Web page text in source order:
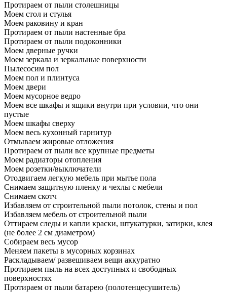
Протираем от пыли столешницы
Моем стол и стулья
Моем раковину и кран
Протираем от пыли настенные бра
Протираем от пыли подоконники
Моем дверные ручки
Моем зеркала и зеркальные поверхности
Пылесосим пол
Моем пол и плинтуса
Моем двери
Моем мусорное ведро
Моем все шкафы и ящики внутри при условии, что они
пустые
Моем шкафы сверху
Моем весь кухонный гарнитур
Отмываем жировые отложения
Протираем от пыли все крупные предметы
Моем радиаторы отопления
Моем розетки/выключатели
Отодвигаем легкую мебель при мытье пола
Снимаем защитную пленку и чехлы с мебели
Снимаем скотч
Избавляем от строительной пыли потолок, стены и пол
Избавляем мебель от строительной пыли
Оттираем следы и капли краски, штукатурки, затирки, клея
(не более 2 см диаметром)
Собираем весь мусор
Меняем пакеты в мусорных корзинах
Раскладываем/ развешиваем вещи аккуратно
Протираем пыль на всех доступных и свободных
поверхностях
Протираем от пыли батарею (полотенцесушитель)